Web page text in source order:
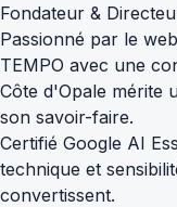
Fondateur &
Passionné par le
TEMPO avec une
Côte d'Opale mérite
son savoir-faire.
Certifié Google AI
technique et
convertissent.